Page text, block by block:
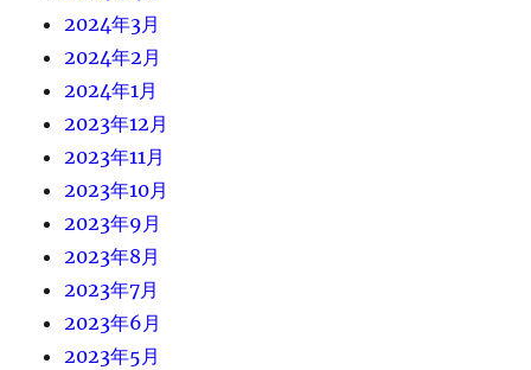
2024年3月
2024年2月
2024年1月
2023年12月
2023年11月
2023年10月
2023年9月
2023年8月
2023年7月
2023年6月
2023年5月